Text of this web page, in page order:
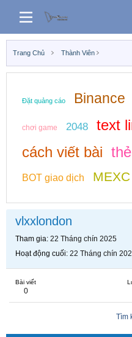
Trang Chủ Thành Viên
Đặt quảng cáo Binance
chơi game 2048 text
cách viết bài
BOT giao dịch MEXC
vlxxlondon
Tham gia 22 Tháng chín 2025
Hoạt động cuối 22 Tháng chín
Bài viết
0
Tìm